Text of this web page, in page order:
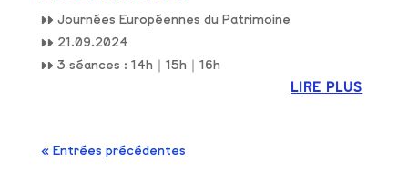
▸▸ Journées Européennes du Patrimoine
▸▸ 21.09.2024
▸▸ 3 séances : 14h｜15h｜16h
LIRE PLUS
« Entrées précédentes